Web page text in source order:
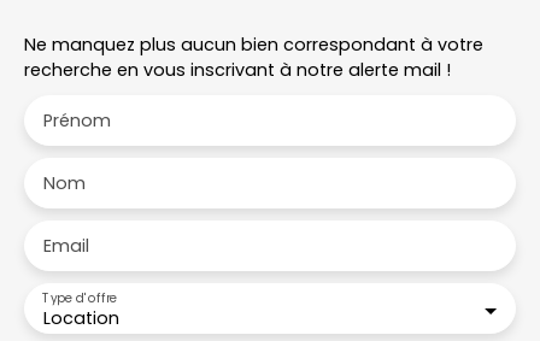
Ne manquez plus aucun bien correspondant à votre
recherche en vous inscrivant à notre alerte mail !
Prénom
Nom
Email
Location
Type d'offre